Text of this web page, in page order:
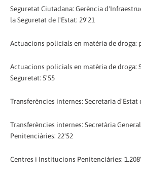
Seguretat Ciutadana: Gerència
la Seguretat de l'Estat: 29'21
Actuacions policials en matèria de droga:
Actuacions policials en matèria de droga:
Seguretat: 5'55
Transferències internes: Secretaria d'Estat
Transferències internes: Secretària
Penitenciàries: 22'52
Centres i Institucions Penitenciàries: